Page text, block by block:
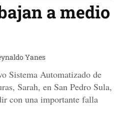
a medio
Yanes
Sistema Automatizado de
Sarah, en San Pedro Sula,
con una importante falla